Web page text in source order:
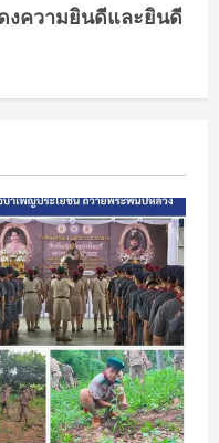
งความยินดีและยินดี